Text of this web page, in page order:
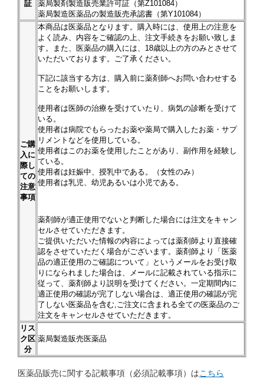
証
薬局製剤製造販売業許可証（第Z101084）
薬局製造医薬品の製造販売承認書（第Y101084）
ご購
入に
際し
ての
注意
事項
本商品は医薬品となります。購入時には、使用上の注意を
よく読み、内容をご確認の上、注文手続きをお願い致しま
す。また、医薬品の購入には、18歳以上の方のみとさせて
いただいております。ご了承ください。
下記に該当する方は、購入前に薬剤師へお問い合わせする
ことをお願いします。
使用者は医師の治療を受けていたり、病気の診断を受けて
いる。
使用者は病院でもらったお薬や薬局で購入したお薬・サプ
リメントなどを使用している。
使用者はこのお薬を使用したことがあり、副作用を経験し
ている。
使用者は妊娠中、授乳中である。（女性のみ）
使用者は乳児、幼児あるいは小児である。
薬剤師が適正使用でないと判断した場合には注文をキャン
セルさせていただきます。
ご提供いただいた情報の内容によっては薬剤師より直接確
認をさせていただく場合がございます。薬剤師より「医薬
品の適正使用のご確認について」というメールをお受け取
りになられました場合は、メールに記載されている指示に
従って、薬剤師より説明を受けてください。一定期間内に
適正使用の確認が完了しない場合は、適正使用の確認が完
了しない医薬品を含む,ご注文に含まれる全ての医薬品のご
注文をキャンセルさせていただきます。
リス
ク区
分
薬局製造販売医薬品
医薬品販売に関する記載事項（必須記載事項）はこちら